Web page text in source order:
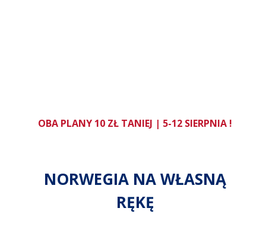
OBA PLANY 10 ZŁ TANIEJ | 5-12 SIERPNIA !
NORWEGIA NA WŁASNĄ
RĘKĘ